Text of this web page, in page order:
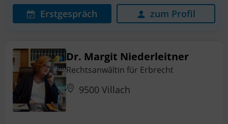
Erstgespräch zum Profil
Dr. Margit Niederleitner
Rechtsanwältin für Erbrecht
9500 Villach